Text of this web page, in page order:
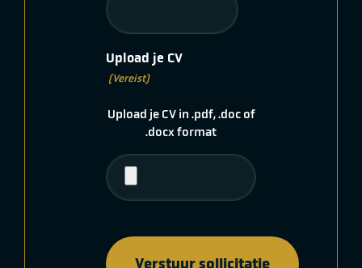
Upload je CV
(Vereist)
Upload je CV in .pdf, .doc of
.docx format